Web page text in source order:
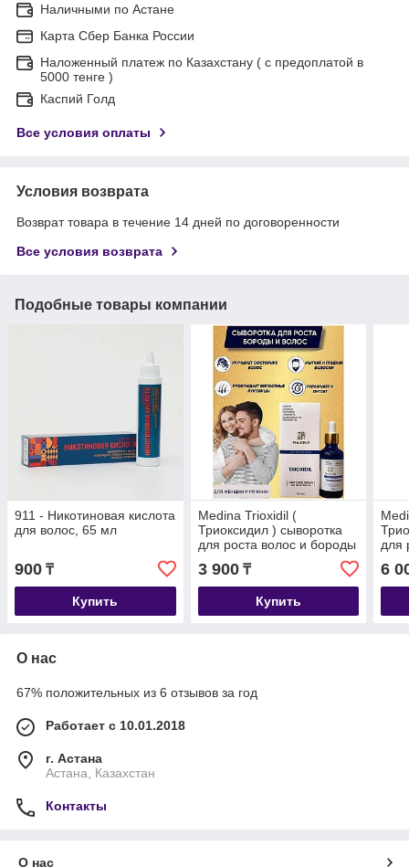
Наличными по Астане
Карта Сбер Банка России
Наложенный платеж по Казахстану ( с предоплатой в
5000 тенге )
Каспий Голд
Все условия оплаты
Условия возврата
Возврат товара в течение 14 дней по договоренности
Все условия возврата
Подобные товары компании
911 - Никотиновая кислота
для волос, 65 мл
900 ₸
Купить
Medina Trioxidil (
Триоксидил ) сыворотка
для роста волос и бороды
Миноксидил 11 % 50 мл
3 900₸
Купить
для
6
О нас
67% положительных из 6 отзывов за год
Работает с 10.01.2018
г. Астана
Астана, Казахстан
Контакты
О нас